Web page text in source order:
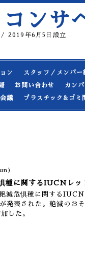
コンサ
年6月5日設立
ン スタッフ／メンバー
お問い合わせ カン
議 プラスチック&ゴミ
種に関するIUCNレッ
滅危惧種に関する
表された。絶滅のお
した。